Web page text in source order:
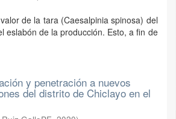
de la tara (Caesalpinia spinosa) del
eslabón de la producción. Esto, a fin de
y penetración a nuevos
del distrito de Chiclayo en el